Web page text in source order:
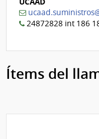
24872828 int 186
Ítems del